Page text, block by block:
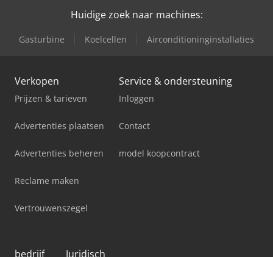
Huidige zoek naar machines:
Gasturbine Koelcellen Airconditioninginstallaties
Verkopen
Prijzen & tarieven
Advertenties plaatsen
Advertenties beheren
Reclame maken
Vertrouwenszegel
Service & ondersteuning
Inloggen
Contact
model koopcontract
bedrijf Juridisch